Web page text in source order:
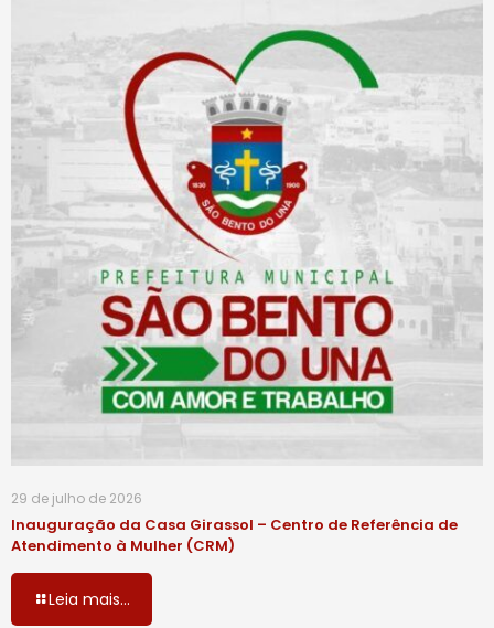
29 de julho de 2026
Inauguração da Casa Girassol – Centro de Referência de
Atendimento à Mulher (CRM)
Leia mais...